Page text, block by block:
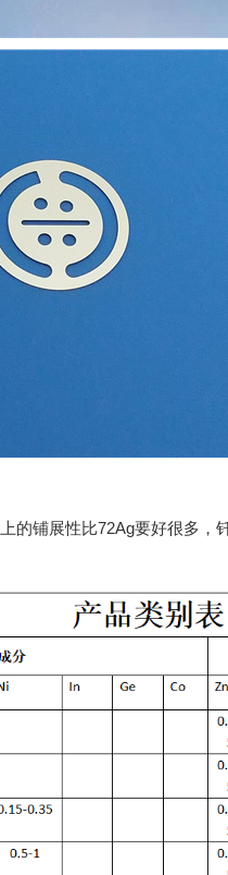
的铺展性比72Ag要好很多，